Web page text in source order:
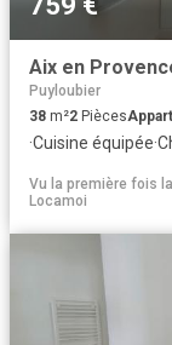
Aix en
Puyloubier
38 m²2 Pièces
·Cuisine équipée·
Vu la première fois
Locamoi